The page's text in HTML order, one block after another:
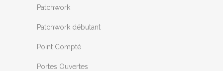
Patchwork
Patchwork débutant
Point Compté
Portes Ouvertes